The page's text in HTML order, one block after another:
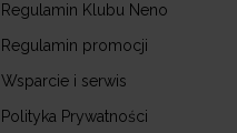
Regulamin Klubu Neno
Regulamin promocji
Wsparcie i serwis
Polityka Prywatności